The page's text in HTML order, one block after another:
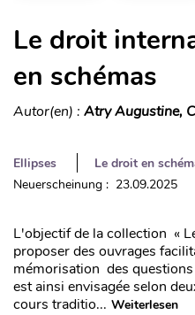
Le droit
en schémas
Autor(en) : Atry Augustine,
Ellipses
Le droit en
Neuerscheinung : 23.09.2025
L'objectif de la collection «
proposer des ouvrages
mémorisation des
est ainsi envisagée selon
cours traditio... Weiterlesen